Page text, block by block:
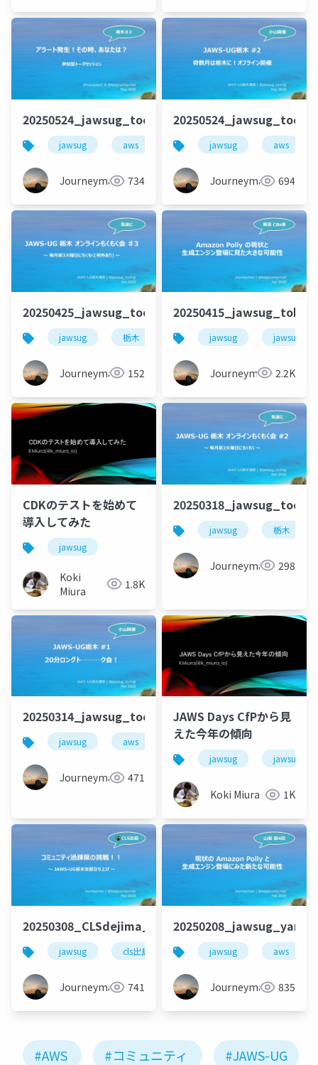
20250524_jawsug_tochigi_2_talk_beajouneyman
jawsug aws 栃木
Journeyman 734
jawsug aws
Journeyman 694
jawsug 栃木 オンライン もくもく会
Journeyman 152
jawsug
Journeyman 2.2K
CDKのテストを始めて
導入してみた
jawsug
Koki
Miura
1.8K
jawsug 栃木
Journeyman 298
jawsug aws 栃木
Journeyman 471
JAWS Days CfPから見
えた今年の傾向
jawsug
Koki Miura 1K
20250308_CLSdejima_lt_beajouneyman
jawsug cls出島 コミュニティ
Journeyman 741
jawsug aws
Journeyman 835
#AWS #コミュニティ #JAWS-UG